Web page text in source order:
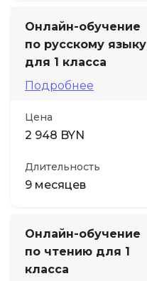
Онлайн-обучение
по русскому языку
для 1 класса
Подробнее
Цена
2 948 BYN
Длительность
9 месяцев
Онлайн-обучение
по чтению для 1
класса